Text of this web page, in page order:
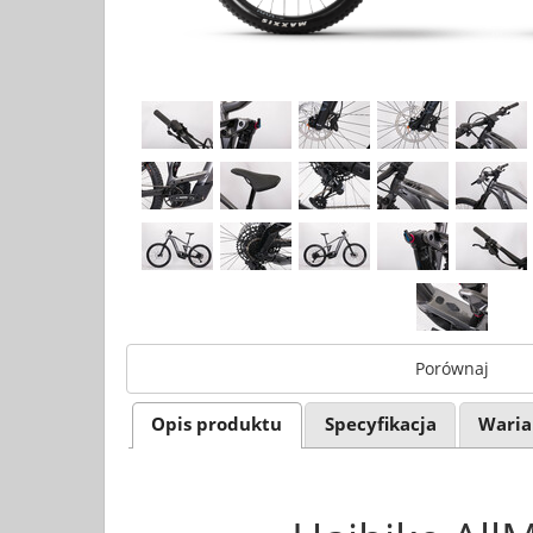
Porównaj
Opis produktu Specyfikacja